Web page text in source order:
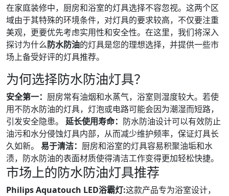
在家庭装修中，厨房和浴室的灯具选择不容忽视。这两个区
域由于其特殊的环境条件，对灯具的要求较高，不仅要注重
美观，更要优先考虑实用性和安全性。在这里，我们将深入
探讨为什么防水防油的灯具是您的理想选择，并提供一些市
场上备受好评的灯具推荐。
为何选择防水防油灯具？
安全第一： 厨房常有油烟和水蒸气，浴室则湿度较大。若使
用不防水防油的灯具，灯泡或电路可能会因为潮湿而短路，
引发安全隐患。 延长使用寿命： 防水防油设计可以有效防止
油污和水分侵蚀灯具内部，从而减少维护频率，保证灯具长
久如新。 易于清洁： 厨房和浴室的灯具容易积聚油垢和水
渍，防水防油的表面材质使得清洁工作变得更加轻松快捷。
市场上的防水防油灯具推荐
Philips Aquatouch LED浴霸灯:这款产品专为浴室设计，